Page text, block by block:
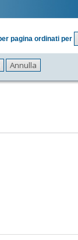
pagina ordinati per